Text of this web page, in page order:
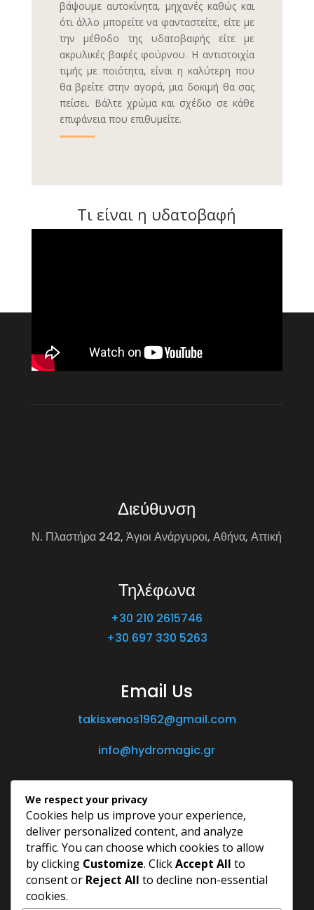
βάψουμε αυτοκίνητα, μηχανές καθώς και
ότι άλλο μπορείτε να φανταστείτε, είτε με
την μέθοδο της υδατοβαφής είτε με
ακρυλικές βαφές φούρνου. Η αντιστοιχία
τιμής με ποιότητα, είναι η καλύτερη που
θα βρείτε στην αγορά, μια δοκιμή θα σας
πείσει. Βάλτε χρώμα και σχέδιο σε κάθε
επιφάνεια που επιθυμείτε.
Τι είναι η υδατοβαφή
Διεύθυνση
Ν. Πλαστήρα 242, Άγιοι Ανάργυροι, Αθήνα, Αττική
Τηλέφωνα
+30 210 2615746
+30 697 330 5263
Email Us
takisxenos1962@gmail.com
info@hydromagic.gr
We respect your privacy
Cookies help us improve your experience,
deliver personalized content, and analyze
traffic. You can choose which cookies to allow
by clicking Customize. ClickAccept All to
consent or Reject All to decline non-essential
cookies.